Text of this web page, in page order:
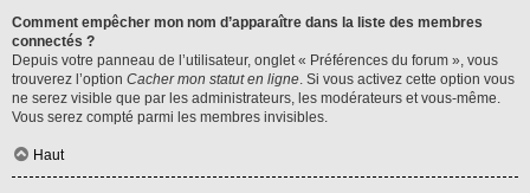
Comment empêcher mon nom d’apparaître dans la liste des membres
connectés ?
Depuis votre panneau de l’utilisateur, onglet « Préférences du forum », vous
trouverez l’option Cacher mon statut en ligne. Si vous activez cette option vous
ne serez visible que par les administrateurs, les modérateurs et vous-même.
Vous serez compté parmi les membres invisibles.
Haut